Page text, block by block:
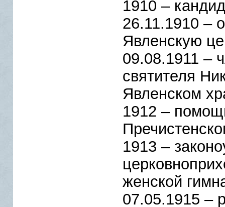
1910 –
26.11.1910 –
Явленскую
09.08.1911 –
святителя
Явленском
1912 –
1913 –
женской
07.05.1915 –